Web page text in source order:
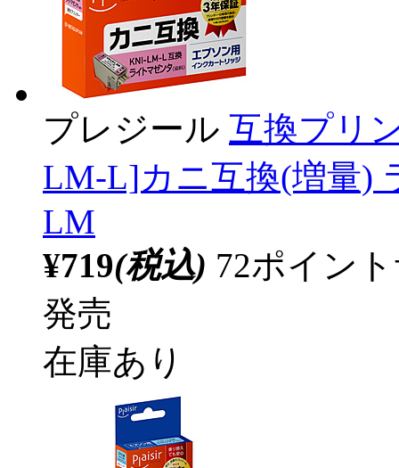
プレジール 互換プリ
LM-L]カニ互換(増量)
LM
¥719(税込) 72ポイン
発売
在庫あり